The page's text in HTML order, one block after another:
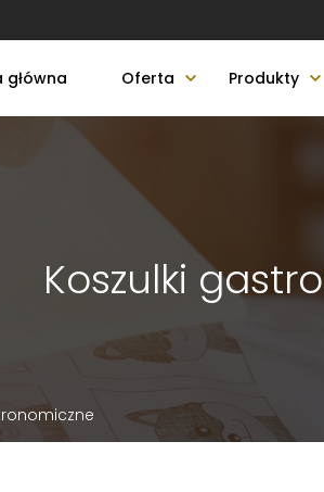
główna Oferta Produkty
Koszulki